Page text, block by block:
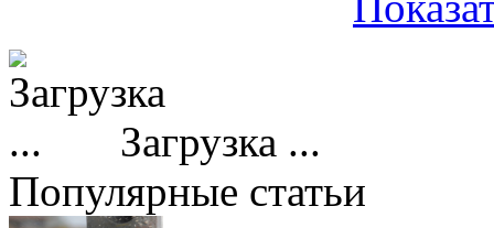
Загрузка ...
Популярные статьи